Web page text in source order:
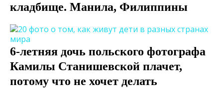
кладбище. Манила, Филиппины
6-летняя дочь польского фотографа
Камилы Станишевской плачет,
потому что не хочет делать